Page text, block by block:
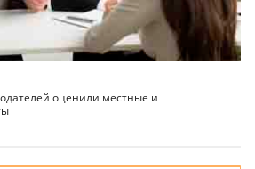
оценили местные и